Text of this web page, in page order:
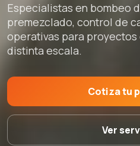
Especialistas en bombeo
premezclado, control de
operativas para
distinta escala.
Cotiza tu
Ver